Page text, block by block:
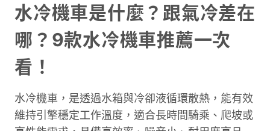
道路類型所需的時間、說明影響通勤的主要因素。
同時也會分享實用的時間規劃技巧，讓你每天出門
前都能準確估算所需時間。不論你是新手騎士還是
資深通勤族，都能找到適合自己的參考資訊！
水冷機車是什麼？跟氣冷差在
哪？9款水冷機車推薦一次
看！
水冷機車，是透過水箱與冷卻液循環散熱，能有效
維持引擎穩定工作溫度，適合長時間騎乘、爬坡或